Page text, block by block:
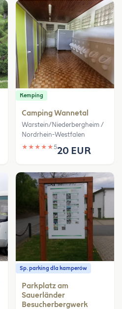
Kemping
Camping Wannetal
Warstein/Niederbergheim /
Nordrhein-Westfalen
★ ★ ★ ★ ★520 EUR
Sp. parking dla kamperów
Parkplatz am
Sauerländer
Besucherbergwerk